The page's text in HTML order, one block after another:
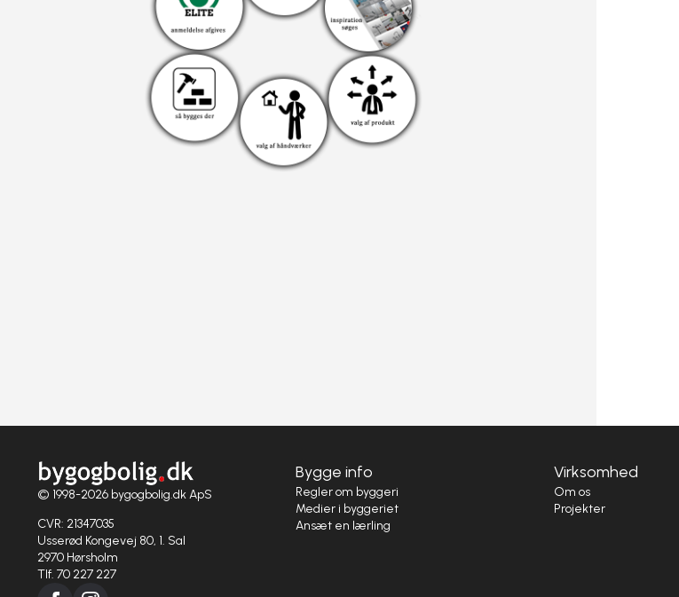
© 1998-2026 bygogbolig.dk ApS
CVR: 21347035
Usserød Kongevej 80, 1. Sal
2970 Hørsholm
Tlf. 70 227 227
Bygge info
Regler om byggeri
Medier i byggeriet
Ansæt en lærling
Virksomhed
Om os
Projekter